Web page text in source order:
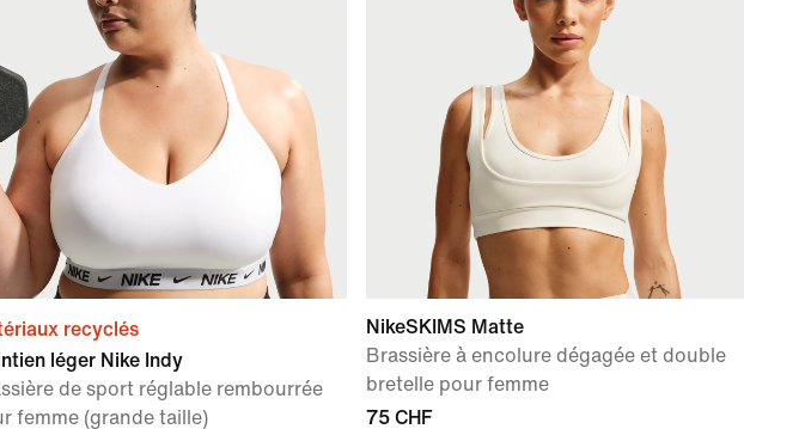
recyclés
léger Nike Indy
de sport réglable rembourrée
femme (grande taille)
NikeSKIMS Matte
Brassière à encolure dégagée et double
bretelle pour femme
75 CHF